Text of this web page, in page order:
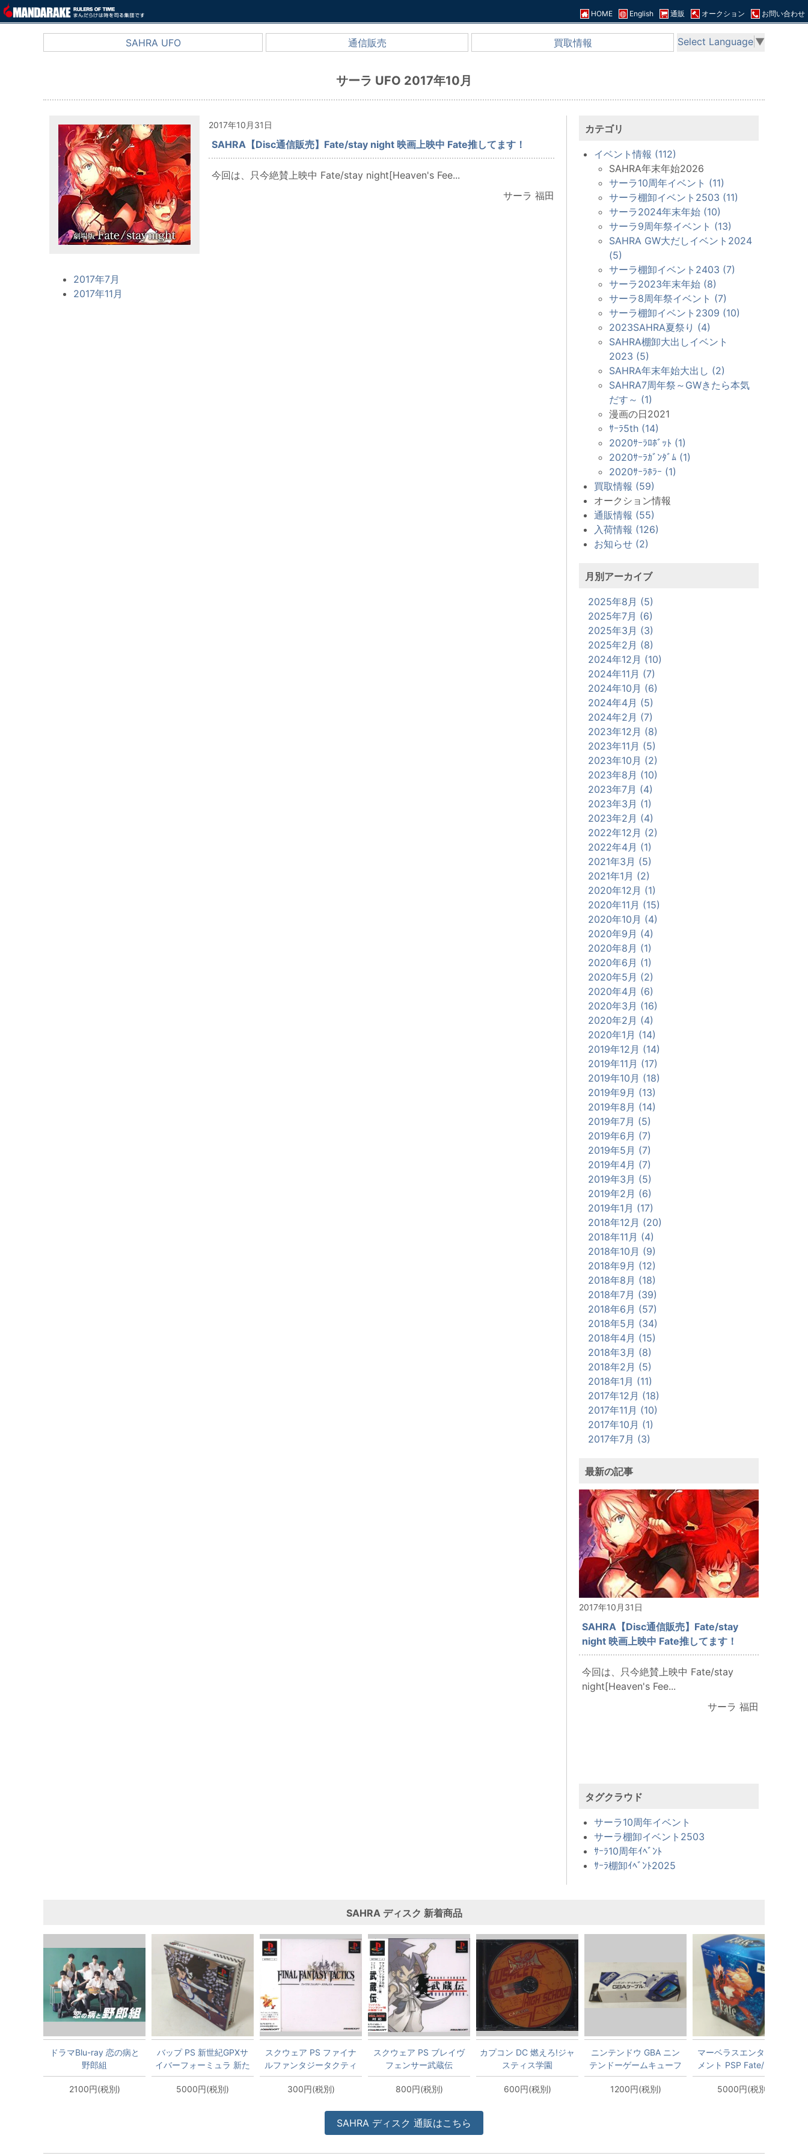
HOME English 通販 オークション お問い合わせ
SAHRA UFO 通信販売 買取情報 Select Language ▼
サーラ UFO 2017年10月
2017年10月31日
SAHRA【Disc通信販売】Fate/stay night 映画上映中 Fate推してます！
今回は、只今絶賛上映中 Fate/stay night[Heaven's Fee...
サーラ 福田
2017年7月
2017年11月
カテゴリ
イベント情報 (112)
SAHRA年末年始2026
サーラ10周年イベント (11)
サーラ棚卸イベント2503 (11)
サーラ2024年末年始 (10)
サーラ9周年祭イベント (13)
SAHRA GW大だしイベント2024
(5)
サーラ棚卸イベント2403 (7)
サーラ2023年末年始 (8)
サーラ8周年祭イベント (7)
サーラ棚卸イベント2309 (10)
2023SAHRA夏祭り (4)
SAHRA棚卸大出しイベント
2023 (5)
SAHRA年末年始大出し (2)
SAHRA7周年祭～GWきたら本気
だす～ (1)
漫画の日2021
ｻｰﾗ5th (14)
2020ｻｰﾗﾛﾎﾞｯﾄ (1)
2020ｻｰﾗｶﾞﾝﾀﾞﾑ (1)
2020ｻｰﾗﾎﾗｰ (1)
買取情報 (59)
オークション情報
通販情報 (55)
入荷情報 (126)
お知らせ (2)
月別アーカイブ
2025年8月 (5)
2025年7月 (6)
2025年3月 (3)
2025年2月 (8)
2024年12月 (10)
2024年11月 (7)
2024年10月 (6)
2024年4月 (5)
2024年2月 (7)
2023年12月 (8)
2023年11月 (5)
2023年10月 (2)
2023年8月 (10)
2023年7月 (4)
2023年3月 (1)
2023年2月 (4)
2022年12月 (2)
2022年4月 (1)
2021年3月 (5)
2021年1月 (2)
2020年12月 (1)
2020年11月 (15)
2020年10月 (4)
2020年9月 (4)
2020年8月 (1)
2020年6月 (1)
2020年5月 (2)
2020年4月 (6)
2020年3月 (16)
2020年2月 (4)
2020年1月 (14)
2019年12月 (14)
2019年11月 (17)
2019年10月 (18)
2019年9月 (13)
2019年8月 (14)
2019年7月 (5)
2019年6月 (7)
2019年5月 (7)
2019年4月 (7)
2019年3月 (5)
2019年2月 (6)
2019年1月 (17)
2018年12月 (20)
2018年11月 (4)
2018年10月 (9)
2018年9月 (12)
2018年8月 (18)
2018年7月 (39)
2018年6月 (57)
2018年5月 (34)
2018年4月 (15)
2018年3月 (8)
2018年2月 (5)
2018年1月 (11)
2017年12月 (18)
2017年11月 (10)
2017年10月 (1)
2017年7月 (3)
最新の記事
2017年10月31日
SAHRA【Disc通信販売】Fate/stay
night 映画上映中 Fate推してます！
今回は、只今絶賛上映中 Fate/stay
night[Heaven's Fee...
サーラ 福田
タグクラウド
サーラ10周年イベント
サーラ棚卸イベント2503
ｻｰﾗ10周年ｲﾍﾞﾝﾄ
ｻｰﾗ棚卸ｲﾍﾞﾝﾄ2025
SAHRA ディスク 新着商品
ドラマBlu-ray 恋の病と
野郎組
2100円(税別)
バップ PS 新世紀GPXサ
イバーフォーミュラ 新た
なる挑戦者Collector's
Edition
5000円(税別)
スクウェア PS ファイナ
ルファンタジータクティ
クス
300円(税別)
スクウェア PS ブレイヴ
フェンサー武蔵伝
800円(税別)
カプコン DC 燃えろ!ジャ
スティス学園
600円(税別)
ニンテンドウ GBA ニン
テンドーゲームキューフ
゛GBAケーブル
1200円(税別)
マーベラスエンターテイ
メント PSP Fate/EXTRA
タイプムーンボックス 限
定版
5000円(税別)
SAHRA ディスク 通販はこちら